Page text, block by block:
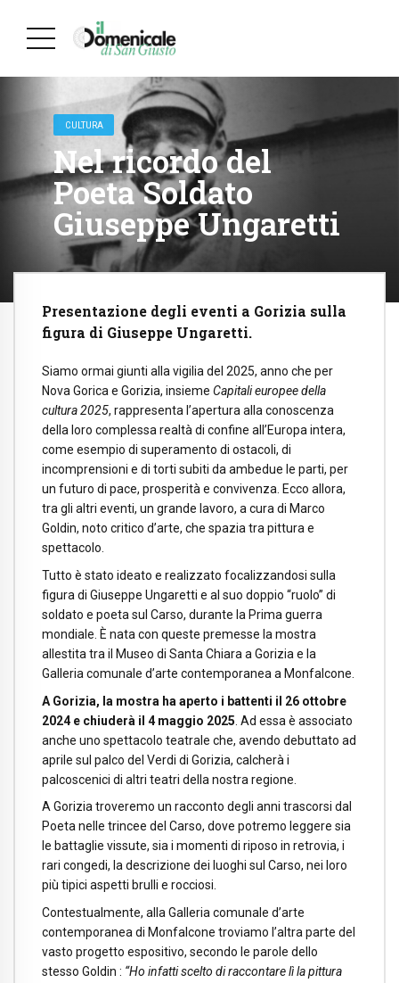
CULTURA
Nel ricordo del
Poeta Soldato
Giuseppe Ungaretti
Presentazione degli eventi a Gorizia sulla
figura di Giuseppe Ungaretti.
Siamo ormai giunti alla vigilia del 2025, anno che per
Nova Gorica e Gorizia, insieme Capitali europee della
cultura 2025, rappresenta l’apertura alla conoscenza
della loro complessa realtà di confine all’Europa intera,
come esempio di superamento di ostacoli, di
incomprensioni e di torti subiti da ambedue le parti, per
un futuro di pace, prosperità e convivenza. Ecco allora,
tra gli altri eventi, un grande lavoro, a cura di Marco
Goldin, noto critico d’arte, che spazia tra pittura e
spettacolo.
Tutto è stato ideato e realizzato focalizzandosi sulla
figura di Giuseppe Ungaretti e al suo doppio “ruolo” di
soldato e poeta sul Carso, durante la Prima guerra
mondiale. È nata con queste premesse la mostra
allestita tra il Museo di Santa Chiara a Gorizia e la
Galleria comunale d’arte contemporanea a Monfalcone.
A Gorizia, la mostra ha aperto i battenti il 26 ottobre
2024 e chiuderà il 4 maggio 2025 . Ad essa è associato
anche uno spettacolo teatrale che, avendo debuttato ad
aprile sul palco del Verdi di Gorizia, calcherà i
palcoscenici di altri teatri della nostra regione.
A Gorizia troveremo un racconto degli anni trascorsi dal
Poeta nelle trincee del Carso, dove potremo leggere sia
le battaglie vissute, sia i momenti di riposo in retrovia, i
rari congedi, la descrizione dei luoghi sul Carso, nei loro
più tipici aspetti brulli e rocciosi.
Contestualmente, alla Galleria comunale d’arte
contemporanea di Monfalcone troviamo l’altra parte del
vasto progetto espositivo, secondo le parole dello
stesso Goldin : “Ho infatti scelto di raccontare lì la pittura